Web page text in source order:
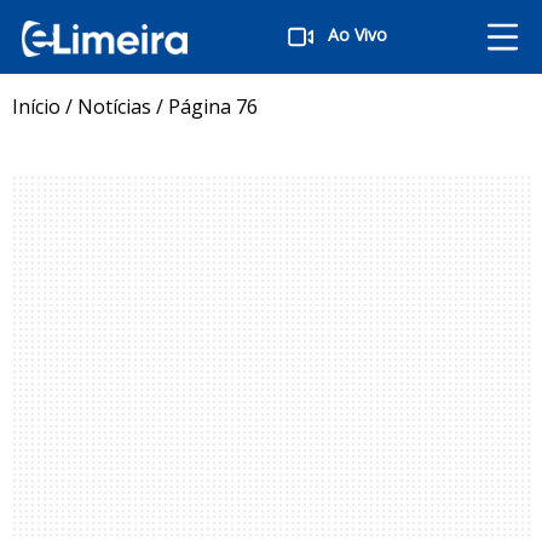
Ao Vivo
Início / Notícias / Página 76